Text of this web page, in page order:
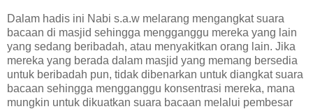
Dalam hadis ini Nabi s.a.w melarang mengangkat suara
bacaan di masjid sehingga mengganggu mereka yang lain
yang sedang beribadah, atau menyakitkan orang lain. Jika
mereka yang berada dalam masjid yang memang bersedia
untuk beribadah pun, tidak dibenarkan untuk diangkat suara
bacaan sehingga mengganggu konsentrasi mereka, mana
mungkin untuk dikuatkan suara bacaan melalui pembesar